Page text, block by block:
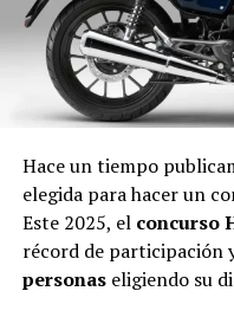
Hace un tiempo
elegida para hacer un
Este 2025, el concurso
récord de participación
personaseligiendo su